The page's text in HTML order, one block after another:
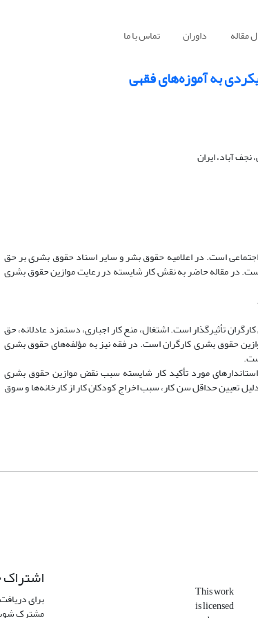
مقاله داوران تماس با ما
به آموزه‌های فقهی
آباد، ایران
است. در اعلامیه حقوق بشر و سایر اسناد حقوق بشری بر حق
در مقاله حاضر به نقش کار شایسته در رعایت موازین حقوق بشری
تأثیرگذار است. اشتغال، منع کار اجباری، دستمزد عادلانه، حق
حقوق بشری کارگران است. در فقه نیز به مؤلفه‌های حقوق بشری
مورد تأکید کار شایسته سبب نقض موازین حقوق بشری
تعیین حداقل سن کار، سبب اخراج کودکان کار از کارخانه‌ها و سوق
This work
is licensed
اشتراک
برای
مشترک